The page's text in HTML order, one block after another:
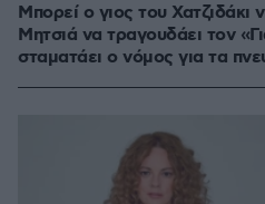
Μπορεί ο γιος του Χατζιδάκι
Μητσιά να τραγουδάει τον
σταματάει ο νόμος για τα